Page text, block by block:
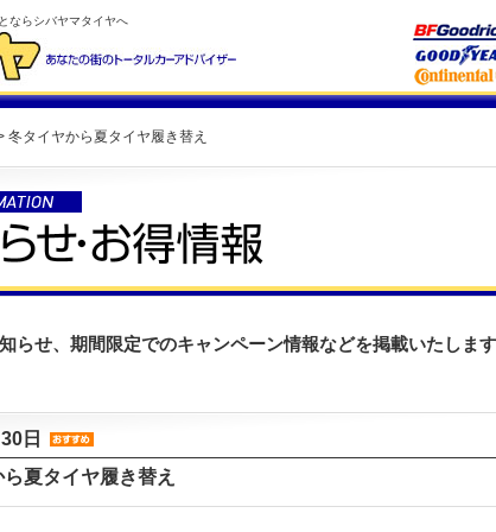
ならシバヤマタイヤへ
冬タイヤから夏タイヤ履き替え
らせ、期間限定でのキャンペーン情報などを掲載いたしま
日
夏タイヤ履き替え